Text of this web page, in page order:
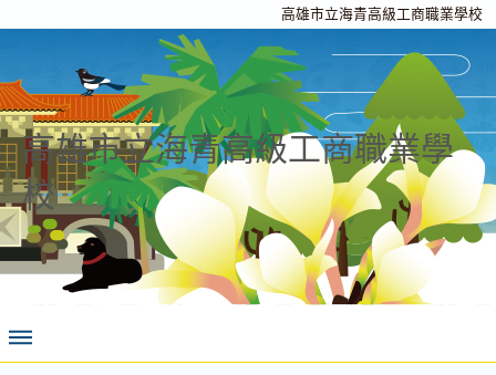
高雄市立海青高級工商職業學校
高雄市立海青高級工商職業學
校